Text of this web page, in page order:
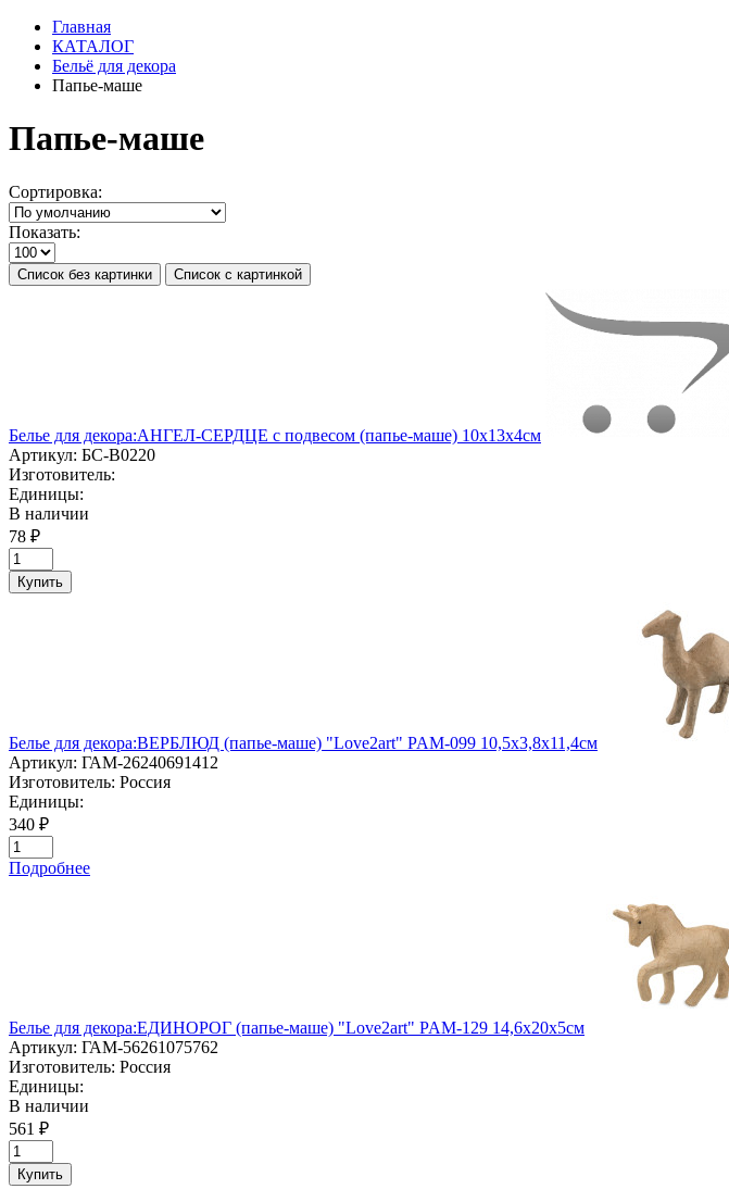
Главная
КАТАЛОГ
Бельё для декора
Папье-маше
Папье-маше
Сортировка:
Показать:
Список без картинки Список с картинкой
Белье для декора:АНГЕЛ-СЕРДЦЕ с подвесом (папье-маше) 10х13х4см
Артикул: БС-В0220
Изготовитель:
Единицы:
В наличии
78 ₽
Купить
Белье для декора:ВЕРБЛЮД (папье-маше) "Love2art" PAM-099 10,5х3,8х11,4см
Артикул: ГАМ-26240691412
Изготовитель: Россия
Единицы:
340 ₽
Подробнее
Белье для декора:ЕДИНОРОГ (папье-маше) "Love2art" PAM-129 14,6х20х5см
Артикул: ГАМ-56261075762
Изготовитель: Россия
Единицы:
В наличии
561 ₽
Купить